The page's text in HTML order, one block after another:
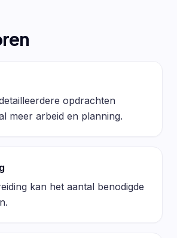
opdrachten
meer arbeid en planning.
kan het aantal benodigde